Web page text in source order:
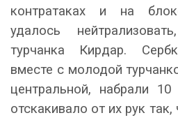
контратаках и на
удалось
турчанка Кирдар.
вместе с молодой
центральной, набрали
отскакивало от их рук